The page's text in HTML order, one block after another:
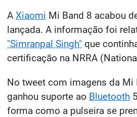
A Xiaomi Mi Band 8 acabou
lançada. A informação foi
"Simranpal Singh" que
certificação na NRRA
No tweet com imagens da Mi
ganhou suporte ao Bluetooth
forma como a pulseira se